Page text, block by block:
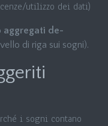
utilizzo dei dati)
aggregati de-
di riga sui sogni).
i sogni contano